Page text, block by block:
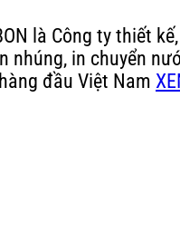
là Công ty thiết
nhúng, in chuyển
đầu Việt Nam